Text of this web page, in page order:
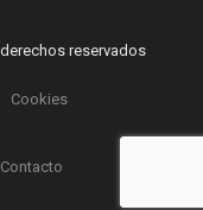
reservados
Cookies
Contacto